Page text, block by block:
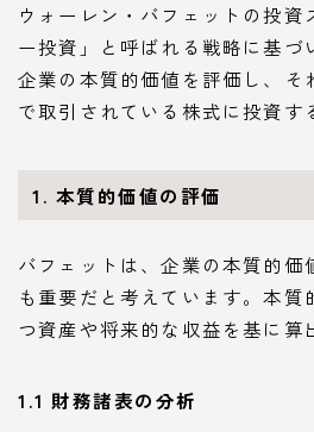
ウォーレン・バフェットの投資
ー投資」と呼ばれる戦略に基づ
企業の本質的価値を評価し、そ
で取引されている株式に投資す
1. 本質的価値の評価
バフェットは、企業の本質的価
も重要だと考えています。本質
つ資産や将来的な収益を基に算
1.1 財務諸表の分析